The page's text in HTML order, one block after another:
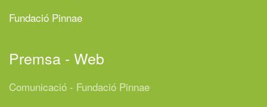
Fundació Pinnae
Premsa - Web
Comunicació - Fundació Pinnae